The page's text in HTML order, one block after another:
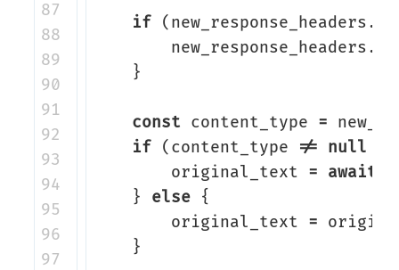
87
88
89
90
91
92
93
94
95
96
97
if ( new_response_headers .
new_response_headers .
}
const content_type =
if
( content_type != null
original_text
= await
}
else
{
original_text
=
}